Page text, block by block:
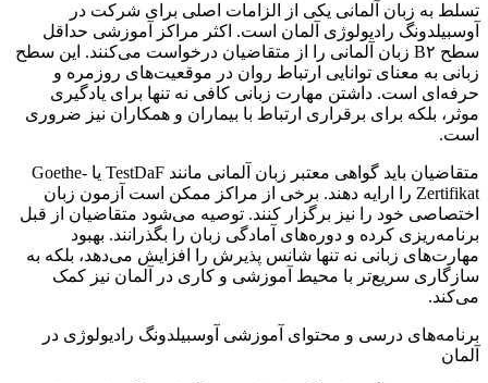
تسلط به زبان آلمانی یکی از الزامات اصلی برای شرکت در
آوسبیلدونگ رادیولوژی آلمان است. اکثر مراکز آموزشی حداقل
سطح B۲ زبان آلمانی را از متقاضیان درخواست می‌کنند. این سطح
زبانی به معنای توانایی ارتباط روان در موقعیت‌های روزمره و
حرفه‌ای است. داشتن مهارت زبانی کافی نه تنها برای یادگیری
موثر، بلکه برای برقراری ارتباط با بیماران و همکاران نیز ضروری
است.
متقاضیان باید گواهی معتبر زبان آلمانی مانند TestDaF یا Goethe-
Zertifikat را ارایه دهند. برخی از مراکز ممکن است آزمون زبان
اختصاصی خود را نیز برگزار کنند. توصیه می‌شود متقاضیان از قبل
برنامه‌ریزی کرده و دوره‌های آمادگی زبان را بگذرانند. بهبود
مهارت‌های زبانی نه تنها شانس پذیرش را افزایش می‌دهد، بلکه به
سازگاری سریع‌تر با محیط آموزشی و کاری در آلمان نیز کمک
می‌کند.
برنامه‌های درسی و محتوای آموزشی آوسبیلدونگ رادیولوژی در
آلمان